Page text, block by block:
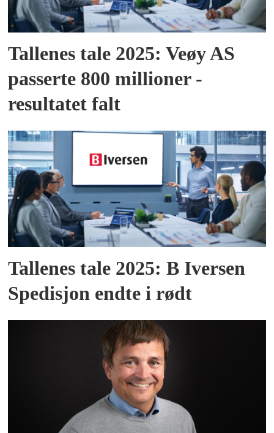
Tallenes tale 2025: Veøy AS
passerte 800 millioner -
resultatet falt
Tallenes tale 2025: B Iversen
Spedisjon endte i rødt